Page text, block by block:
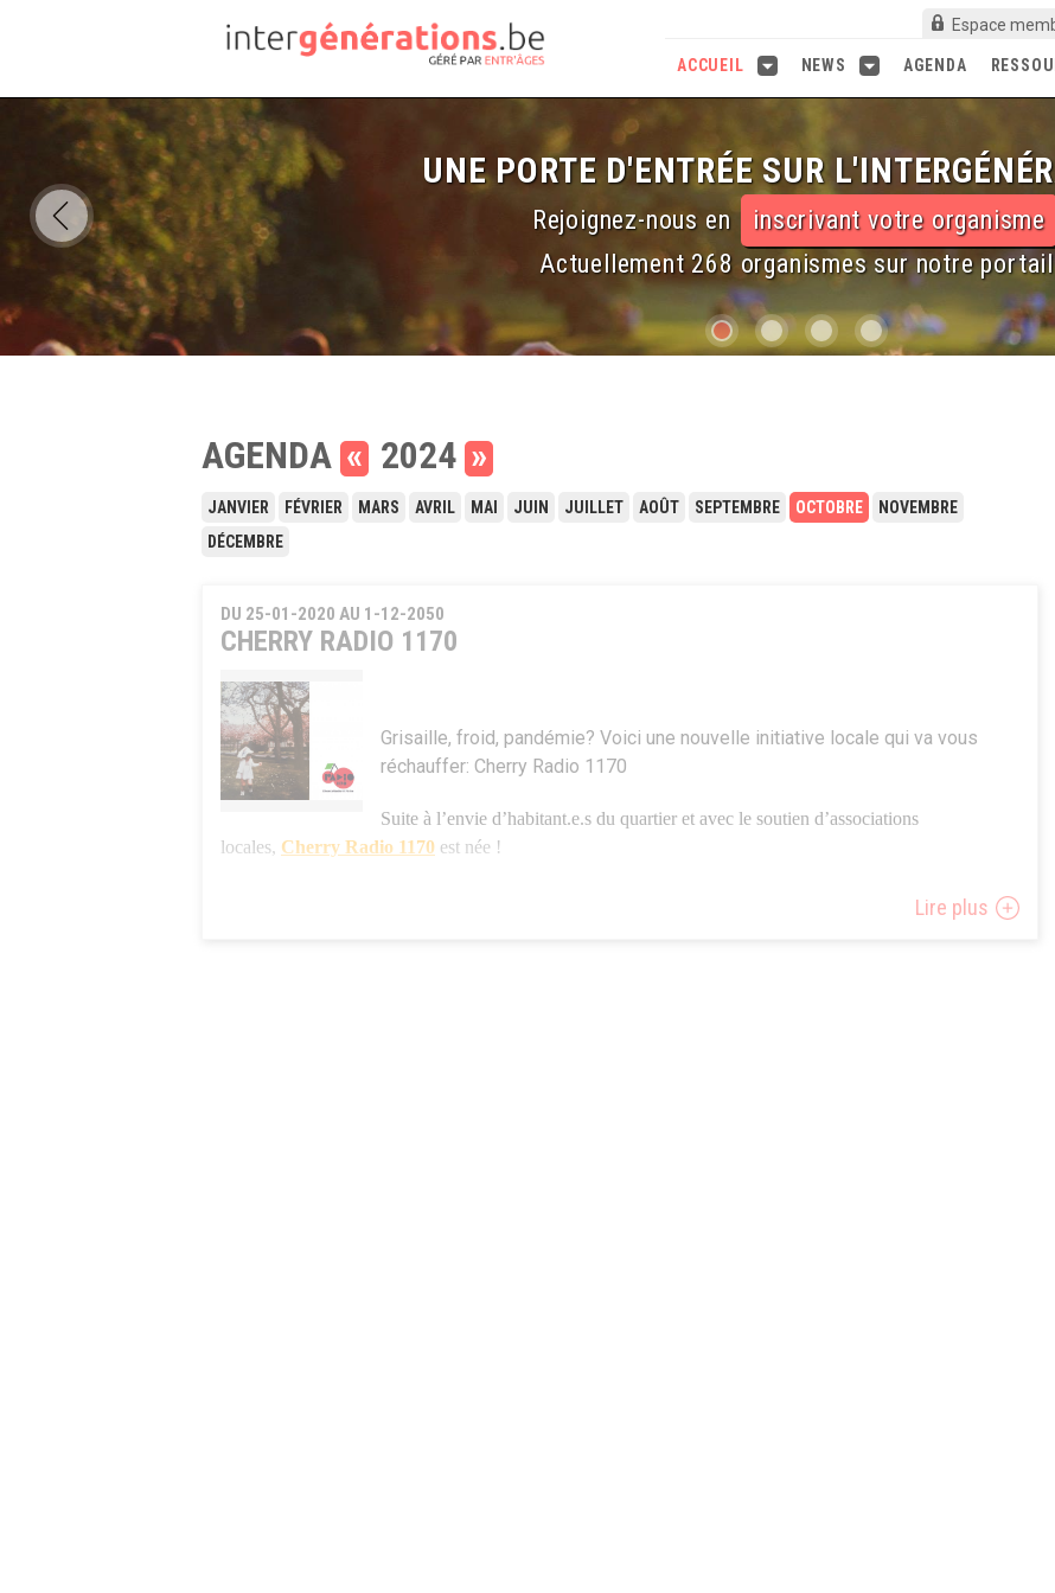
Espace
AGENDA
NEWS
ACCUEIL
UNE PORTE D'ENTRÉE SUR
Rejoignez-nous en inscrivant votre organisme
Actuellement 268 organismes sur notre portail
AGENDA « 2024 »
JANVIER FÉVRIER MARS AVRIL MAI JUIN JUILLET AOÛT SEPTEMBRE OCTOBRE
NOVEMBRE
DÉCEMBRE
DU 25-01-2020 AU 1-12-2050
CHERRY RADIO 1170
Grisaille, froid, pandémie? Voici une nouvelle initiative locale qui va vous
réchauffer: Cherry Radio 1170
Suite à l’envie d’habitant.e.s du quartier et avec le soutien d’associations
locales, Cherry Radio 1170 est née !
Ce sont des enregistrements à écouter en ligne réalisés par et pour les habitants. Des émissions publiques
Lire plus